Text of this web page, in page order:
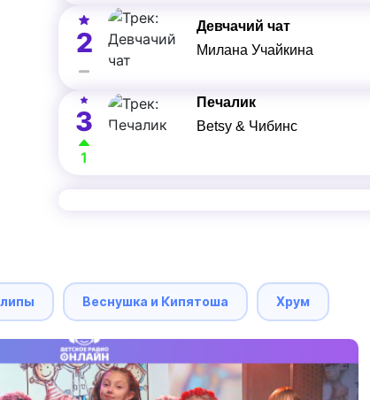
2
Девчачий чат
Милана Учайкина
3
1
Печалик
Betsy & Чибинс
Веснушка и Кипятоша Хрум